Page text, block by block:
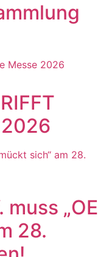
„OE
28.